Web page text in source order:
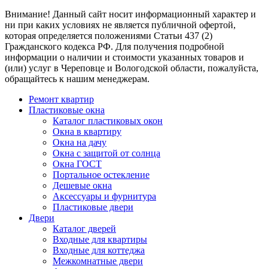
Внимание! Данный сайт носит информационный характер и
ни при каких условиях не является публичной офертой,
которая определяется положениями Статьи 437 (2)
Гражданского кодекса РФ. Для получения подробной
информации о наличии и стоимости указанных товаров и
(или) услуг в Череповце и Вологодской области, пожалуйста,
обращайтесь к нашим менеджерам.
Ремонт квартир
Пластиковые окна
Каталог пластиковых окон
Окна в квартиру
Окна на дачу
Окна с защитой от солнца
Окна ГОСТ
Портальное остекление
Дешевые окна
Аксессуары и фурнитура
Пластиковые двери
Двери
Каталог дверей
Входные для квартиры
Входные для коттеджа
Межкомнатные двери